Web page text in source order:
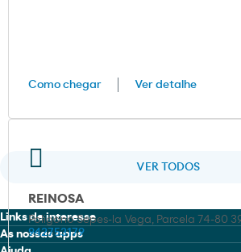
VER TODOS
Como chegar Ver detalhe
REINOSA
Poligono Sepes-la Vega, Parcela 74-80
942753179
Links de interesse
MOEVE PRO
As nossas apps